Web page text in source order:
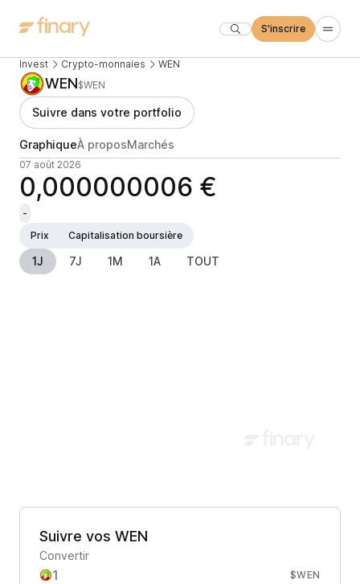
S'inscrire
Invest Crypto-monnaies WEN
WEN$WEN
Suivre dans votre portfolio
GraphiqueÀ proposMarchés
07 août 2026
0,000000006 €
-
Prix
Capitalisation boursière
1J 7J 1M 1A TOUT
Suivre vos WEN
Convertir
$WEN